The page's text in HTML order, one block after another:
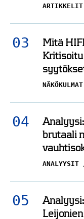
Mitä
NÄKÖKULMAT
brutaali
ANALYYSIT
ANALYYSIT